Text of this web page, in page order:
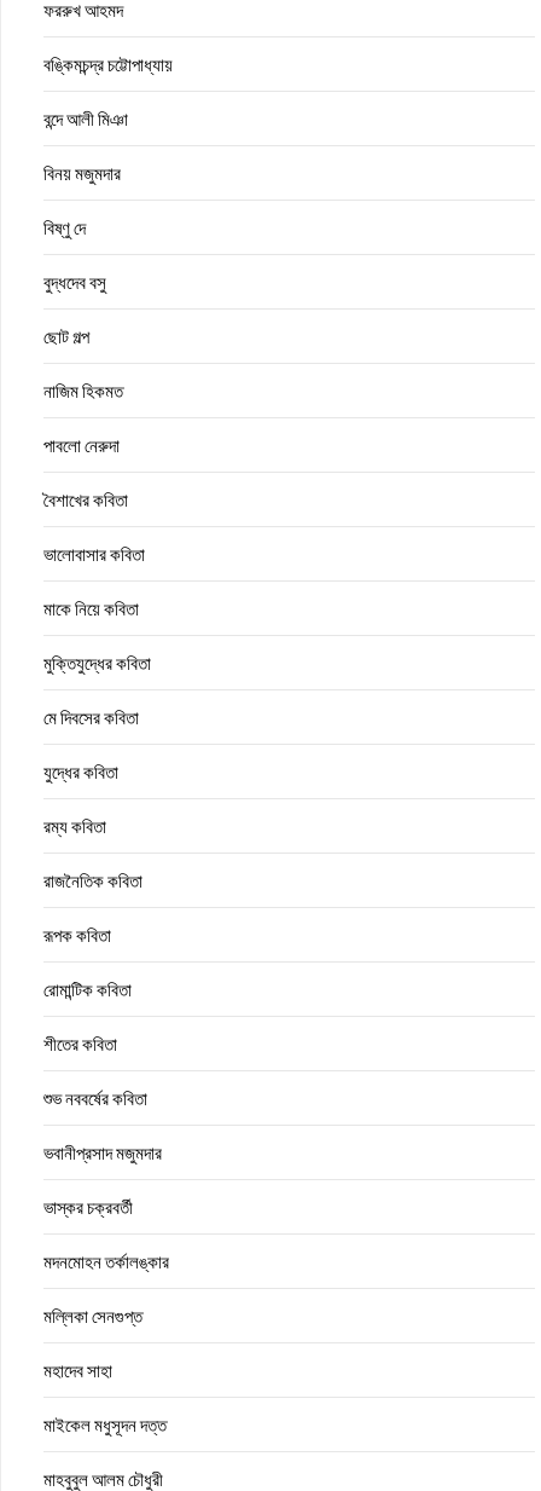
ফররুখ আহমদ
বঙ্কিমচন্দ্র চট্টোপাধ্যায়
বন্দে আলী মিঞা
বিনয় মজুমদার
বিষ্ণু দে
বুদ্ধদেব বসু
ছোট গল্প
নাজিম হিকমত
পাবলো নেরুদা
বৈশাখের কবিতা
ভালোবাসার কবিতা
মাকে নিয়ে কবিতা
মুক্তিযুদ্ধের কবিতা
মে দিবসের কবিতা
যুদ্ধের কবিতা
রম্য কবিতা
রাজনৈতিক কবিতা
রূপক কবিতা
রোমান্টিক কবিতা
শীতের কবিতা
শুভ নববর্ষের কবিতা
ভবানীপ্রসাদ মজুমদার
ভাস্কর চক্রবর্তী
মদনমোহন তর্কালঙ্কার
মল্লিকা সেনগুপ্ত
মহাদেব সাহা
মাইকেল মধুসূদন দত্ত
মাহবুবুল আলম চৌধুরী